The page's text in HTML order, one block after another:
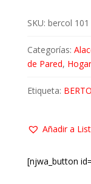
SKU: bercol 101
Categorías:
de Pared, Hogar
Etiqueta:
Añadir a
[njwa_button